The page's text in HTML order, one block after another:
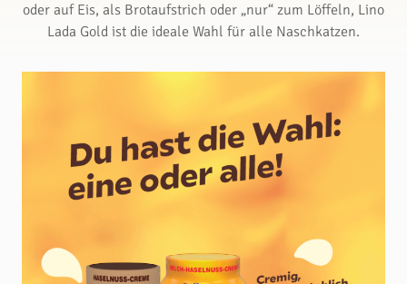
oder auf Eis, als Brotaufstrich oder „nur“ zum Löffeln, Lino
Lada Gold ist die ideale Wahl für alle Naschkatzen.